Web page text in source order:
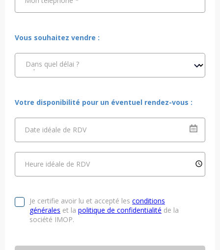
Vous souhaitez vendre :
Dans quel délai ?
Votre disponibilité pour un éventuel rendez-vous :
Date idéale de RDV
Heure idéale de RDV
Je certifie avoir lu et accepté les conditions
générales et la politique de confidentialité de la
société IMOP.